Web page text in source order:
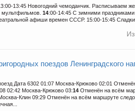
13:45 Новогодний чемоданчик. Расписываем
мультфильмов. 14:00-14:45 С зимними
афиши времен СССР. 15:00-15:45
поездов Ленинградского
поезд Дата 6302 01:07 Москва-Крюково 02:01
02:42 Москва-Крюково 03:14 Отменён на всём
Клин 09:29 Отменён на всём маршруте